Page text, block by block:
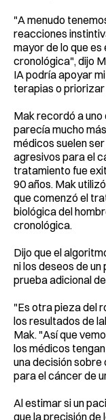
"A menudo
reacciones
mayor de lo que es
cronológica", dijo
IA podría apoyar
terapias o
Mak recordó a
parecía mucho
médicos suelen
agresivos para el
tratamiento fue
90 años. Mak
que comenzó el
biológica del
cronológica.
Dijo que el
ni los deseos de
prueba adicional
"Es otra pieza del
los resultados de
Mak. "Así que
los médicos
una decisión
para el cáncer de
Al estimar si un
que la precisión